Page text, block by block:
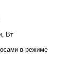
Вт
в режиме